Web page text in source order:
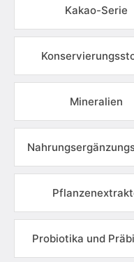
Kakao-Serie
Mineralien
Probiotika und